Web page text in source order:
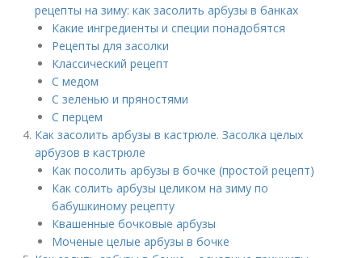
рецепты на зиму: как засолить арбузы в банках
Какие ингредиенты и специи понадобятся
Рецепты для засолки
Классический рецепт
С медом
С зеленью и пряностями
С перцем
Как засолить арбузы в кастрюле. Засолка целых
арбузов в кастрюле
Как посолить арбузы в бочке (простой рецепт)
Как солить арбузы целиком на зиму по
бабушкиному рецепту
Квашенные бочковые арбузы
Моченые целые арбузы в бочке